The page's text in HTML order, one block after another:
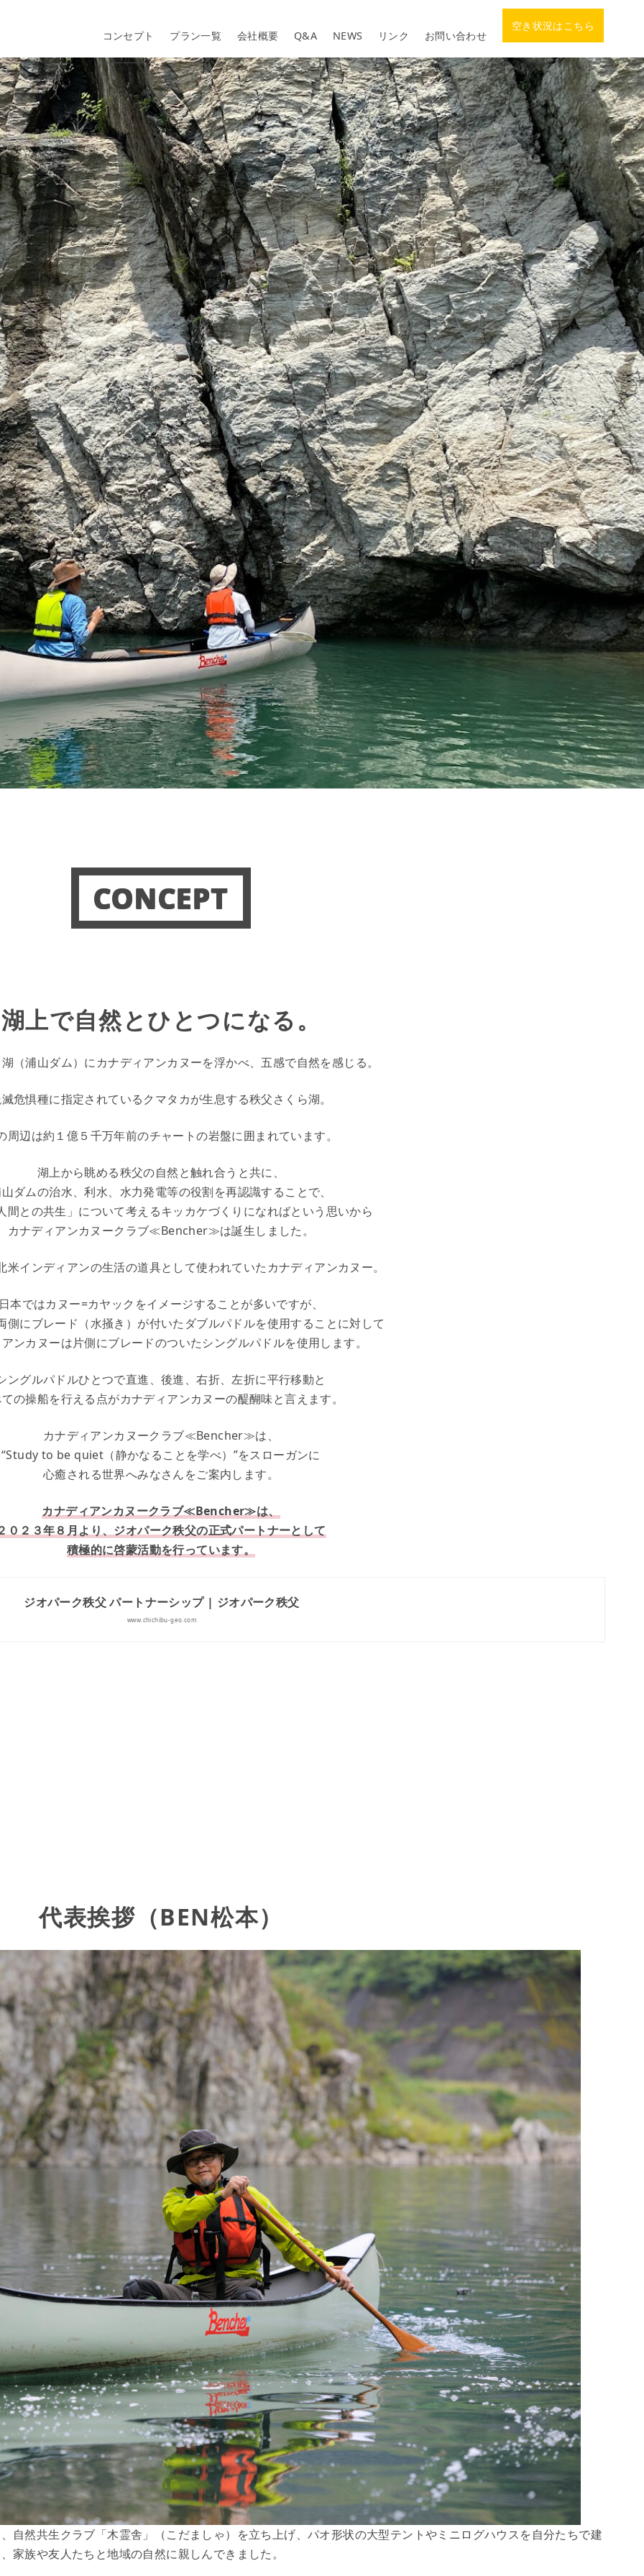
コンセプト プラン一覧 会社概要 Q&A NEWS リンク お問い合わせ
空き状況はこちら
CONCEPT
湖上で自然とひとつになる。
（浦山ダム）にカナディアンカヌーを浮かべ、五感で自然を感じる。
危惧種に指定されているクマタカが生息する秩父さくら湖。
周辺は約１億５千万年前のチャートの岩盤に囲まれています。
湖上から眺める秩父の自然と触れ合うと共に、
ダムの治水、利水、水力発電等の役割を再認識することで、
間との共生」について考えるキッカケづくりになればという思いから
カナディアンカヌークラブ≪Bencher≫は誕生しました。
米インディアンの生活の道具として使われていたカナディアンカヌー。
日本ではカヌー=カヤックをイメージすることが多いですが、
側にブレード（水掻き）が付いたダブルパドルを使用することに対して
ンカヌーは片側にブレードのついたシングルパドルを使用します。
ングルパドルひとつで直進、後進、右折、左折に平行移動と
の操船を行える点がカナディアンカヌーの醍醐味と言えます。
カナディアンカヌークラブ≪Bencher≫は、
“Study to be quiet（静かなることを学べ）”をスローガンに
心癒される世界へみなさんをご案内します。
カナディアンカヌークラブ≪Bencher≫は、
０２３年８月より、ジオパーク秩父の正式パートナーとして
積極的に啓蒙活動を行っています。
ジオパーク秩父 パートナーシップ | ジオパーク秩父
www.chichibu-geo.com
代表挨拶（BEN松本）
自然共生クラブ「木霊舎」（こだましゃ）を立ち上げ、パオ形状の大型テントやミニログハウスを自分たちで建
家族や友人たちと地域の自然に親しんできました。